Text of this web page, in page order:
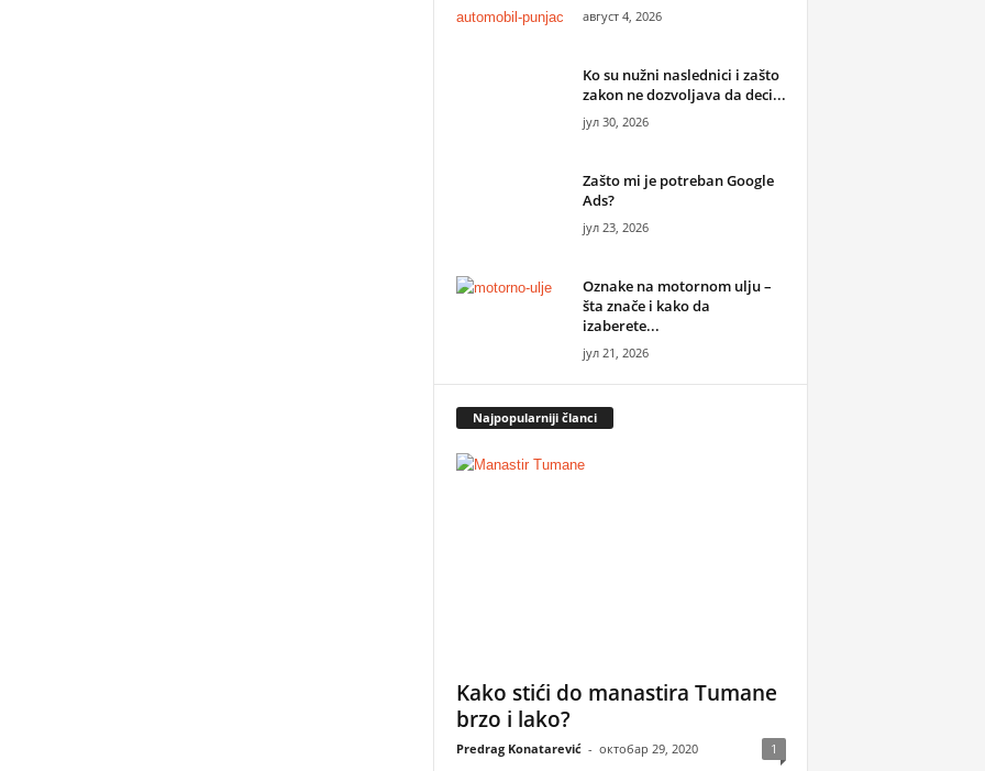
август 4, 2026
Ko su nužni naslednici i zašto
zakon ne dozvoljava da deci...
јул 30, 2026
Zašto mi je potreban Google
Ads?
јул 23, 2026
Oznake na motornom ulju –
šta znače i kako da
izaberete...
јул 21, 2026
Najpopularniji članci
Kako stići do manastira Tumane
brzo i lako?
Predrag Konatarević - октобар 29, 2020 1